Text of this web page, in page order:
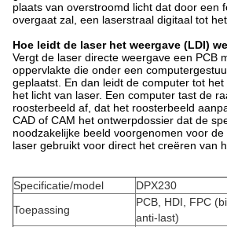
plaats van overstroomd licht dat door een
overgaat zal, een laserstraal digitaal tot
Hoe leidt de laser het weergave (LDI)
Vergt de laser directe weergave een PCB
oppervlakte die onder een
geplaatst. En dan leidt de computer tot
het licht van laser. Een computer tast de
roosterbeeld af, dat het roosterbeeld
CAD of CAM het ontwerpdossier dat de
noodzakelijke beeld voorgenomen voor
laser gebruikt voor direct het creëren van
Specificatie/model
DPX230
Toepassing
PCB, HDI, FPC
anti-last)